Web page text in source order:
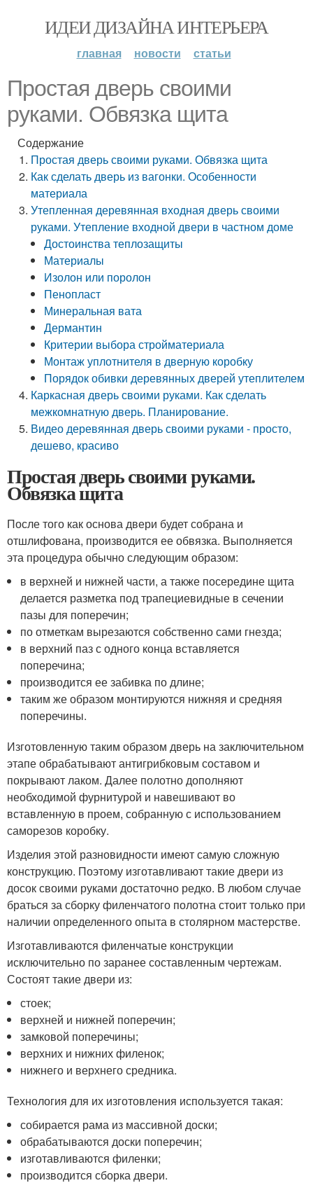
ИДЕИ ДИЗАЙНА ИНТЕРЬЕРА
главная новости статьи
Простая дверь своими
руками. Обвязка щита
Содержание
Простая дверь своими руками. Обвязка щита
Как сделать дверь из вагонки. Особенности
материала
Утепленная деревянная входная дверь своими
руками. Утепление входной двери в частном доме
Достоинства теплозащиты
Материалы
Изолон или поролон
Пенопласт
Минеральная вата
Дермантин
Критерии выбора стройматериала
Монтаж уплотнителя в дверную коробку
Порядок обивки деревянных дверей утеплителем
Каркасная дверь своими руками. Как сделать
межкомнатную дверь. Планирование.
Видео деревянная дверь своими руками - просто,
дешево, красиво
Простая дверь своими руками.
Обвязка щита
После того как основа двери будет собрана и
отшлифована, производится ее обвязка. Выполняется
эта процедура обычно следующим образом:
в верхней и нижней части, а также посередине щита
делается разметка под трапециевидные в сечении
пазы для поперечин;
по отметкам вырезаются собственно сами гнезда;
в верхний паз с одного конца вставляется
поперечина;
производится ее забивка по длине;
таким же образом монтируются нижняя и средняя
поперечины.
Изготовленную таким образом дверь на заключительном
этапе обрабатывают антигрибковым составом и
покрывают лаком. Далее полотно дополняют
необходимой фурнитурой и навешивают во
вставленную в проем, собранную с использованием
саморезов коробку.
Изделия этой разновидности имеют самую сложную
конструкцию. Поэтому изготавливают такие двери из
досок своими руками достаточно редко. В любом случае
браться за сборку филенчатого полотна стоит только при
наличии определенного опыта в столярном мастерстве.
Изготавливаются филенчатые конструкции
исключительно по заранее составленным чертежам.
Состоят такие двери из:
стоек;
верхней и нижней поперечин;
замковой поперечины;
верхних и нижних филенок;
нижнего и верхнего средника.
Технология для их изготовления используется такая:
собирается рама из массивной доски;
обрабатываются доски поперечин;
изготавливаются филенки;
производится сборка двери.